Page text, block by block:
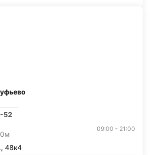
52
09:00 - 21:00
48к4